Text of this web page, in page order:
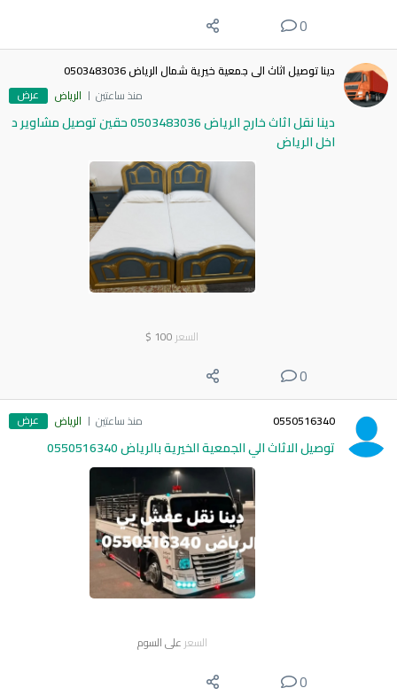
0
دينا توصيل اثاث الى جمعية خيرية شمال الرياض 0503483036
منذ ساعتين
الرياض عرض
دينا نقل اثاث خارج الرياض 0503483036 حقين توصيل مشاوير د
اخل الرياض
السعر 100
$
0
0550516340 منذ ساعتين الرياض عرض
توصيل الاثاث الي الجمعية الخيرية بالرياض 0550516340
السعر على السوم
0